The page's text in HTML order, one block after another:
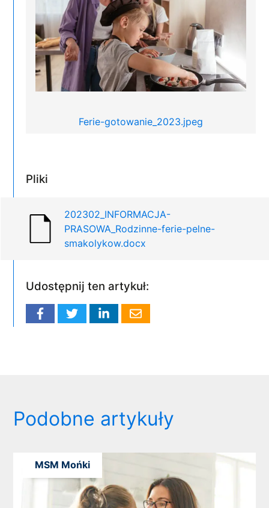
Ferie-gotowanie_2023.jpeg
Pliki
202302_INFORMACJA-
PRASOWA_Rodzinne-ferie-pelne-
smakolykow.docx
Udostępnij ten artykuł:
Podobne artykuły
MSM Mońki